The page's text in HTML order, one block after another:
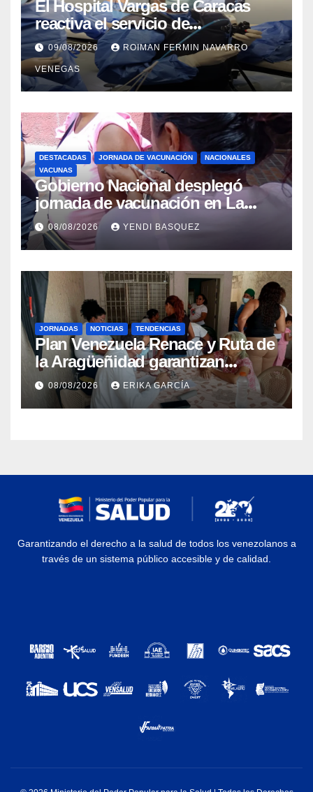
El Hospital Vargas de Caracas
reactiva el servicio de
Colangiopancreatografía
Retrógrada Endoscópica para
beneficiar a cientos de pacientes
09/08/2026 ROIMAN FERMIN NAVARRO
VENEGAS
DESTACADAS JORNADA DE VACUNACIÓN
NACIONALES
VACUNAS
Gobierno Nacional desplegó
jornada de vacunación en La
Guaira para garantizar protección
epidemiológica
08/08/2026 YENDI BASQUEZ
JORNADAS NOTICIAS TENDENCIAS
Plan Venezuela Renace y Ruta de
la Aragüeñidad garantizan
atención médica integral en
Aragua
08/08/2026 ERIKA GARCÍA
Garantizando el derecho a la salud de todos los venezolanos a
través de un sistema público accesible y de calidad.